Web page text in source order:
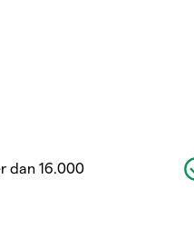
dan 16.000